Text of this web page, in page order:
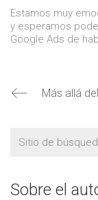
Estamos muy
y esperamos
Google Ads de
Sobre el